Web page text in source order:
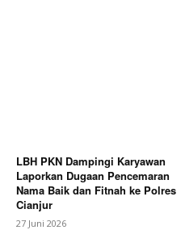
LBH PKN Dampingi Karyawan
Laporkan Dugaan Pencemaran
Nama Baik dan Fitnah ke Polres
Cianjur
27 Juni 2026